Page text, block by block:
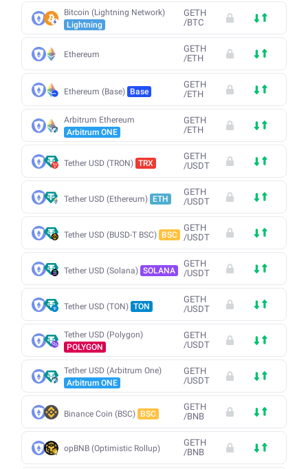
Bitcoin (Lightning Network)
Lightning
GETH
/BTC
Ethereum
GETH
/ETH
Ethereum (Base) Base
GETH
/ETH
Arbitrum Ethereum
Arbitrum ONE
GETH
/ETH
Tether USD (TRON) TRX
GETH
/USDT
Tether USD (Ethereum) ETH
GETH
/USDT
Tether USD (BUSD-T BSC) BSC
GETH
/USDT
Tether USD (Solana) SOLANA
GETH
/USDT
Tether USD (TON) TON
GETH
/USDT
Tether USD (Polygon)
POLYGON
GETH
/USDT
Tether USD (Arbitrum One)
Arbitrum ONE
GETH
/USDT
Binance Coin (BSC) BSC
GETH
/BNB
opBNB (Optimistic Rollup)
GETH
/BNB